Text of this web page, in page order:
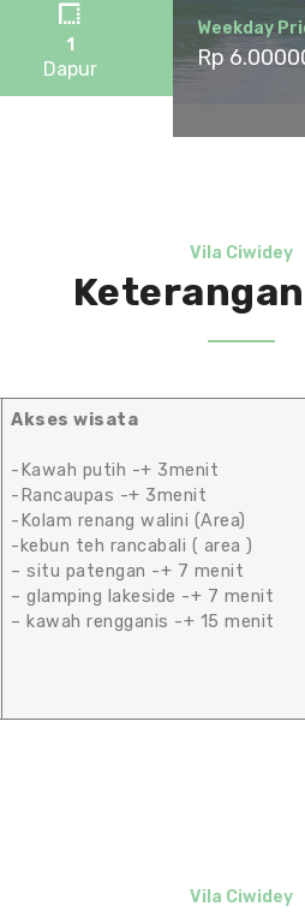
1
Dapur
Weekday
Rp
Vila Ciwidey
Akses wisata
-Kawah putih -+ 3menit
-Rancaupas -+ 3menit
-Kolam renang walini (Area)
-kebun teh rancabali ( area )
– situ patengan -+ 7 menit
– glamping lakeside -+ 7 menit
– kawah rengganis -+ 15 menit
Vila Ciwidey